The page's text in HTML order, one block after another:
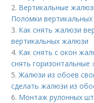
2. Вертикальные
Поломки
3. Как снять жалюзи
вертикальных жалюзи
4. Как снять с окон
снять горизонтальные
5.Жалюзи из обоев
сделать жалюзи из
6. Монтаж рулонных